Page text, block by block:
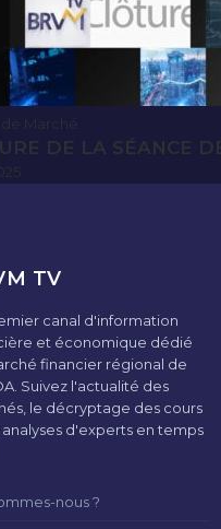
DE LA SÉANCE
TV
canal d'information
et économique dédié
financier régional de
Suivez l'actualité des
le décryptage des cours
analyses d'experts en temps
nous ?